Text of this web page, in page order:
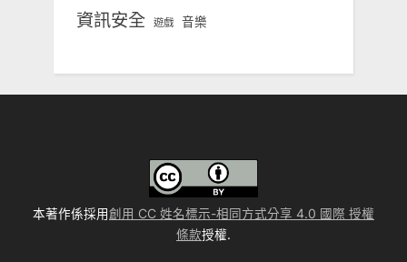
資訊安全 遊戲 音樂
本著作係採用創用 CC 姓名標示-相同方式分享 4.0 國際 授權
條款授權.